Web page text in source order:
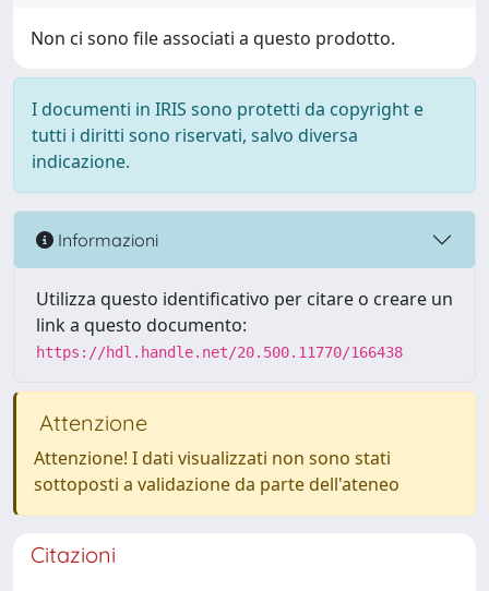
Non ci sono file associati a questo prodotto.
I documenti in IRIS sono protetti da copyright e
tutti i diritti sono riservati, salvo diversa
indicazione.
Informazioni
Utilizza questo identificativo per citare o creare un
link a questo documento:
https://hdl.handle.net/20.500.11770/166438
Attenzione
Attenzione! I dati visualizzati non sono stati
sottoposti a validazione da parte dell'ateneo
Citazioni